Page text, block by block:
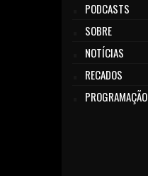
PODCASTS
SOBRE
NOTÍCIAS
RECADOS
PROGRAMAÇÃO